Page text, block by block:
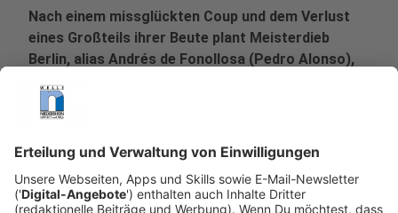
Nach einem missglückten Coup und dem Verlust
eines Großteils ihrer Beute plant Meisterdieb
Berlin, alias Andrés de Fonollosa (Pedro Alonso),
(Tristán Ulloa) den nächsten spektakulären
Raubzug. Dieses Mal führt die Mission nach Sevilla,
wo Berlins Crew offiziell Leonardo da Vincis
berühmtes Gemälde „Dame mit dem Hermelin“
stehlen soll.